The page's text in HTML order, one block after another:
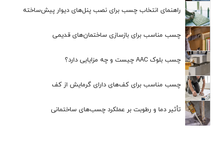
راهنمای انتخاب چسب برای نصب پنل‌های دیوار پیش‌ساخته
چسب مناسب برای بازسازی ساختمان‌های قدیمی
چسب بلوک AAC چیست و چه مزایایی دارد؟
چسب مناسب برای کف‌های دارای گرمایش از کف
تأثیر دما و رطوبت بر عملکرد چسب‌های ساختمانی